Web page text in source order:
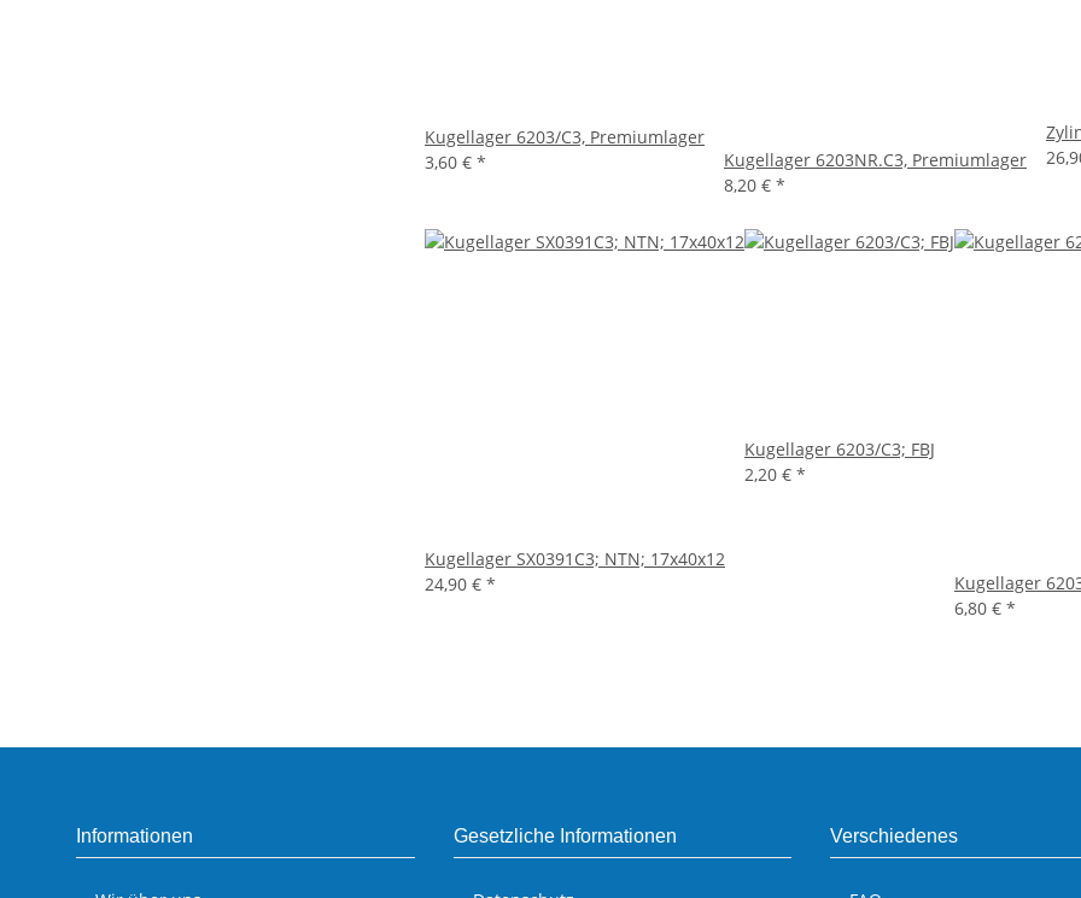
Kugellager 6203/C3, Premiumlager
3,60 € *
Kugellager 6203NR.C3, Premiumlager
8,20 € *
Kugellager SX0391C3; NTN; 17x40x12
24,90 € *
Kugellager 6203/C3; FBJ
2,20 € *
Kugellager
6,80 € *
Informationen Gesetzliche Informationen Verschiedenes